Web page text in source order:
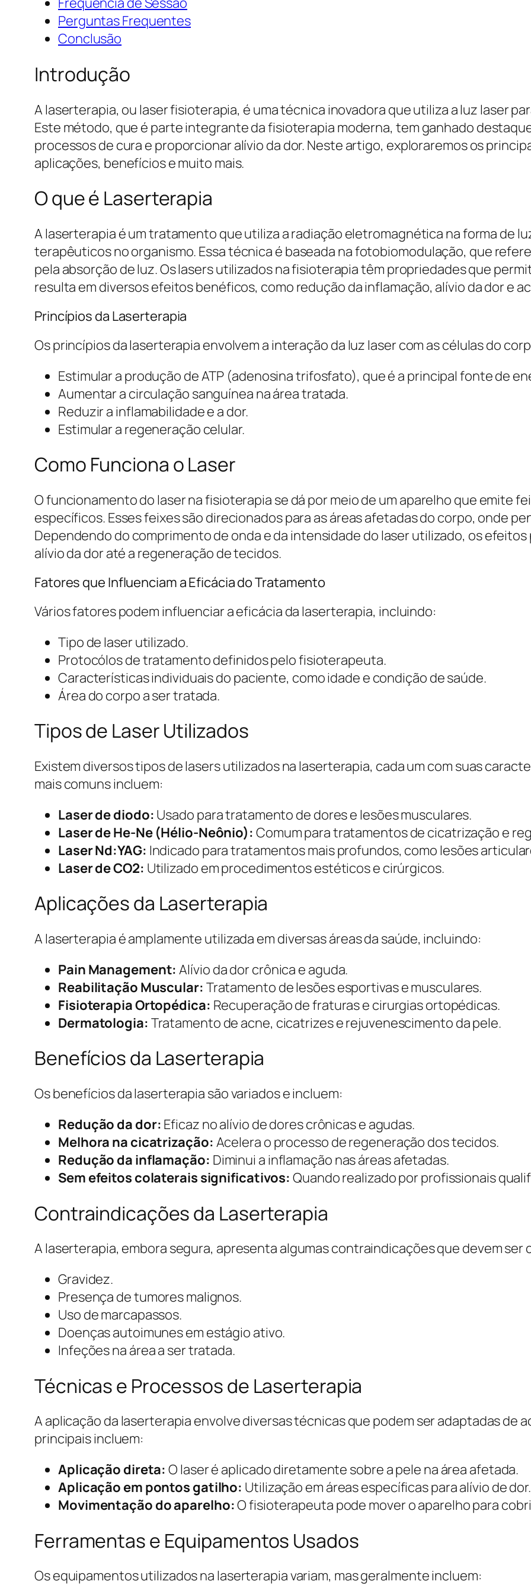
Perguntas Frequentes
Conclusão
Introdução
A laserterapia, ou laser fisioterapia, é uma técnica inovadora que utiliza a luz laser
Este método, que é parte integrante da fisioterapia moderna, tem ganhado
processos de cura e proporcionar alívio da dor. Neste artigo, exploraremos os
aplicações, benefícios e muito mais.
O que é Laserterapia
A laserterapia é um tratamento que utiliza a radiação eletromagnética na forma de
terapêuticos no organismo. Essa técnica é baseada na fotobiomodulação, que
pela absorção de luz. Os lasers utilizados na fisioterapia têm propriedades que
resulta em diversos efeitos benéficos, como redução da inflamação, alívio da dor e
Princípios da Laserterapia
Os princípios da laserterapia envolvem a interação da luz laser com as células do
Estimular a produção de ATP (adenosina trifosfato), que é a principal fonte de
Aumentar a circulação sanguínea na área tratada.
Reduzir a inflamabilidade e a dor.
Estimular a regeneração celular.
Como Funciona o Laser
O funcionamento do laser na fisioterapia se dá por meio de um aparelho que emite
específicos. Esses feixes são direcionados para as áreas afetadas do corpo, onde
Dependendo do comprimento de onda e da intensidade do laser utilizado, os
alívio da dor até a regeneração de tecidos.
Fatores que Influenciam a Eficácia do Tratamento
Vários fatores podem influenciar a eficácia da laserterapia, incluindo:
Tipo de laser utilizado.
Protocólos de tratamento definidos pelo fisioterapeuta.
Características individuais do paciente, como idade e condição de saúde.
Área do corpo a ser tratada.
Tipos de Laser Utilizados
Existem diversos tipos de lasers utilizados na laserterapia, cada um com suas
mais comuns incluem:
Laser de diodo: Usado para tratamento de dores e lesões musculares.
Laser de He-Ne (Hélio-Neônio): Comum para tratamentos de cicatrização e
Laser Nd:YAG: Indicado para tratamentos mais profundos, como lesões
Laser de CO2: Utilizado em procedimentos estéticos e cirúrgicos.
Aplicações da Laserterapia
A laserterapia é amplamente utilizada em diversas áreas da saúde, incluindo:
Pain Management: Alívio da dor crônica e aguda.
Reabilitação Muscular: Tratamento de lesões esportivas e musculares.
Fisioterapia Ortopédica: Recuperação de fraturas e cirurgias ortopédicas.
Dermatologia: Tratamento de acne, cicatrizes e rejuvenescimento da pele.
Benefícios da Laserterapia
Os benefícios da laserterapia são variados e incluem:
Redução da dor: Eficaz no alívio de dores crônicas e agudas.
Melhora na cicatrização: Acelera o processo de regeneração dos tecidos.
Redução da inflamação: Diminui a inflamação nas áreas afetadas.
Sem efeitos colaterais significativos: Quando realizado por profissionais
Contraindicações da Laserterapia
A laserterapia, embora segura, apresenta algumas contraindicações que devem ser
Gravidez.
Presença de tumores malignos.
Uso de marcapassos.
Doenças autoimunes em estágio ativo.
Infeções na área a ser tratada.
Técnicas e Processos de Laserterapia
A aplicação da laserterapia envolve diversas técnicas que podem ser adaptadas de
principais incluem:
Aplicação direta: O laser é aplicado diretamente sobre a pele na área afetada.
Aplicação em pontos gatilho: Utilização em áreas específicas para alívio de dor.
Movimentação do aparelho:O fisioterapeuta pode mover o aparelho para
Ferramentas e Equipamentos Usados
Os equipamentos utilizados na laserterapia variam, mas geralmente incluem: